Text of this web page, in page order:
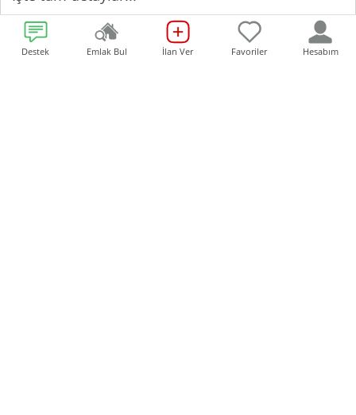
Kira Yardımı Başvurusu İçin Gerekli
Belgeler
Destek Emlak Bul İlan Ver Favoriler Hesabım